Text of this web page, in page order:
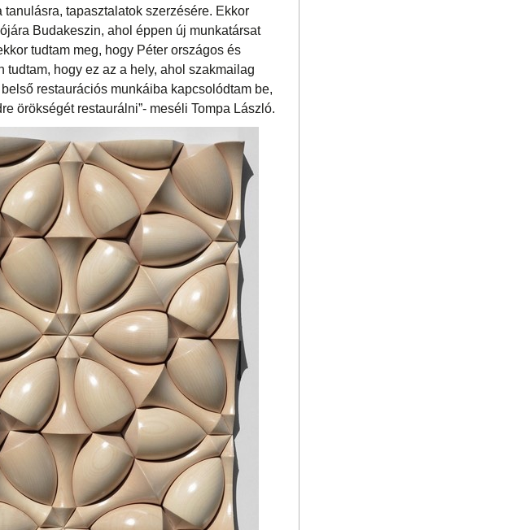
tapasztalatok szerzésére. Ekkor
Budakeszin, ahol éppen új munkatársat
tudtam meg, hogy Péter országos és
tudtam, hogy ez az a hely, ahol szakmailag
restaurációs munkáiba kapcsolódtam be,
örökségét restaurálni”- meséli Tompa László.